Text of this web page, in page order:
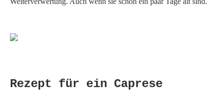
Rezept für ein Caprese